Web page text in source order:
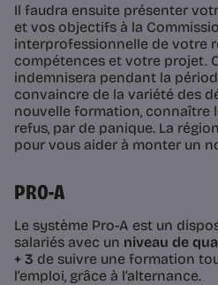
Il faudra ensuite présenter
et vos objectifs à la
interprofessionnelle de votre
compétences et votre projet.
indemnisera pendant la
convaincre de la variété des
nouvelle formation, connaître
refus, par de panique. La
pour vous aider à monter un
PRO-A
Le système Pro-A est un
salariés avec un niveau de
+ 3 de suivre une formation
l’emploi, grâce à l’alternance.